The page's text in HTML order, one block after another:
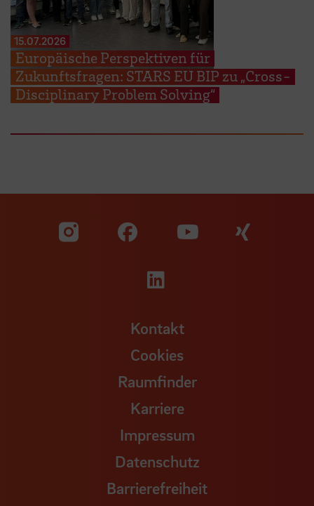
15.07.2026
Europäische Perspektiven für
Zukunftsfragen: STARS EU BIP zu „Cross-
Disciplinary Problem Solving“
Zu unserer Facebook
Zu
Zu unserer
Kontakt
Cookies
Raumfinder
Karriere
Impressum
Datenschutz
Barrierefreiheit